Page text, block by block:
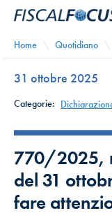
Home Quotidiano
31 ottobre 2025
Categorie:
770/2025,
del 31
fare